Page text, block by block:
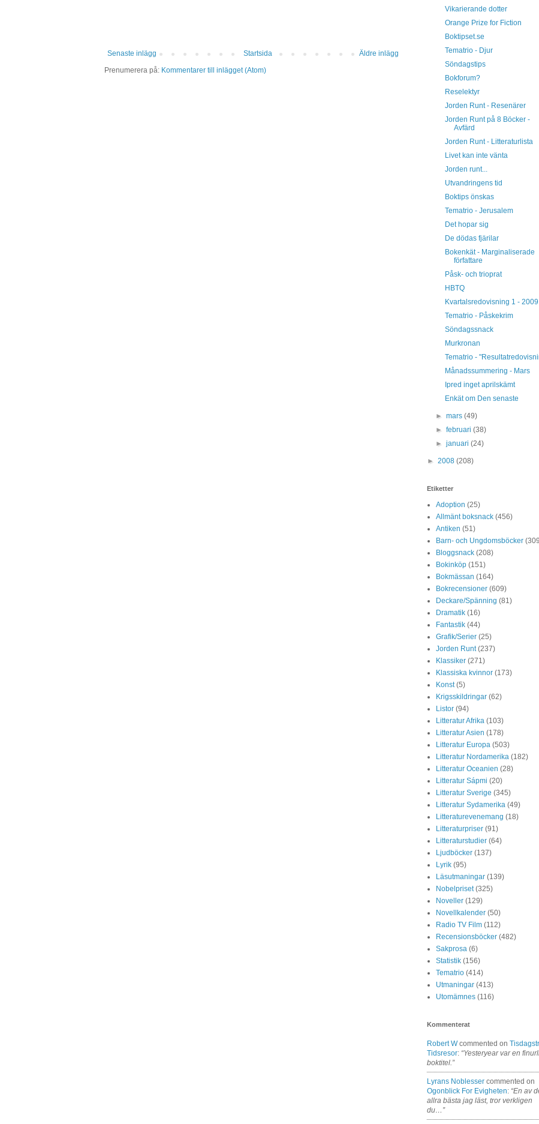
Senaste inlägg Äldre inlägg
Startsida
Prenumerera på: Kommentarer till inlägget (Atom)
Vikarierande dotter
Orange Prize for Fiction
Boktipset.se
Tematrio - Djur
Söndagstips
Bokforum?
Reselektyr
Jorden Runt - Resenärer
Jorden Runt på 8 Böcker -
Avfärd
Jorden Runt - Litteraturlista
Livet kan inte vänta
Jorden runt...
Utvandringens tid
Boktips önskas
Tematrio - Jerusalem
Det hopar sig
De dödas fjärilar
Bokenkät - Marginaliserade
författare
Påsk- och trioprat
HBTQ
Kvartalsredovisning 1 - 2009
Tematrio - Påskekrim
Söndagssnack
Murkronan
Tematrio -
Månadssummering - Mars
Ipred inget aprilskämt
Enkät om Den senaste
►mars(49)
►februari(38)
►januari(24)
► 2008 (208)
Etiketter
Adoption (25)
Allmänt boksnack (456)
Antiken (51)
Barn- och Ungdomsböcker
Bloggsnack (208)
Bokinköp (151)
Bokmässan (164)
Bokrecensioner (609)
Deckare/Spänning (81)
Dramatik (16)
Fantastik (44)
Grafik/Serier (25)
Jorden Runt (237)
Klassiker (271)
Klassiska kvinnor (173)
Konst (5)
Krigsskildringar (62)
Listor (94)
Litteratur Afrika (103)
Litteratur Asien (178)
Litteratur Europa (503)
Litteratur Nordamerika (182)
Litteratur Oceanien (28)
Litteratur Sápmi (20)
Litteratur Sverige (345)
Litteratur Sydamerika (49)
Litteraturevenemang (18)
Litteraturpriser (91)
Litteraturstudier (64)
Ljudböcker (137)
Lyrik (95)
Läsutmaningar (139)
Nobelpriset (325)
Noveller (129)
Novellkalender (50)
Radio TV Film (112)
Recensionsböcker (482)
Sakprosa (6)
Statistik (156)
Tematrio (414)
Utmaningar (413)
Utomämnes (116)
Kommenterat
Robert Wcommented on
Tidsresor: “Yesteryear var en
boktitel.”
Lyrans Noblesser commented on
Ogonblick For Evigheten: “En av
allra bästa jag läst, tror verkligen
du…”